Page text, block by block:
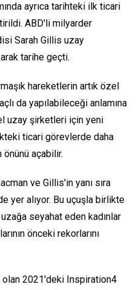
ayrıca tarihteki ilk ticari
ABD'li milyarder
Sarah Gillis uzay
tarihe geçti.
hareketlerin artık özel
da yapılabileceği anlamına
uzay şirketleri için yeni
ticari görevlerde daha
önünü açabilir.
ve Gillis'in yanı sıra
yer alıyor. Bu uçuşla birlikte
seyahat eden kadınlar
önceki rekorlarını
olan 2021'deki Inspiration4